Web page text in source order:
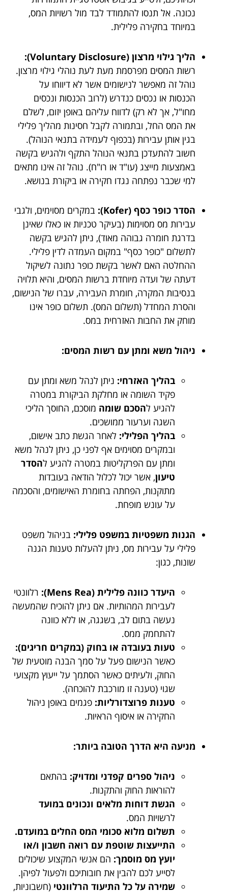
נכונה. אל תנסו להתמודד לבד מול רשויות המס,
במיוחד בחקירה פלילית.
הליך גילוי מרצון (Voluntary Disclosure):
רשות המסים מפרסמת מעת לעת נוהלי גילוי מרצון.
נוהל זה מאפשר לנישומים אשר לא דיווחו על
הכנסות או נכסים כנדרש (לרוב הכנסות ונכסים
מחו"ל, אך לא רק) לדווח עליהם באופן יזום, לשלם
את המס החל, ובתמורה לקבל חסינות מהליך פלילי
בגין אותן עבירות (בכפוף לעמידה בתנאי הנוהל).
חשוב להתעדכן בתנאי הנוהל התקף ולהגיש בקשה
באמצעות מייצג (עו"ד או רו"ח). נוהל זה אינו מתאים
למי שכבר נפתחה נגדו חקירה או ביקורת בנושא.
הסדר כופר כסף (Kofer):
במקרים מסוימים, ולגבי
עבירות מס מסוימות (בעיקר טכניות או כאלו שאינן
בדרגת חומרה גבוהה מאוד), ניתן להגיש בקשה
לתשלום "כופר כסף" במקום העמדה לדין פלילי.
ההחלטה האם לאשר בקשת כופר נתונה לשיקול
דעתה של ועדה מיוחדת ברשות המסים, והיא תלויה
בנסיבות המקרה, חומרת העבירה, עברו של הנישום,
והסרת המחדל (תשלום המס). תשלום כופר אינו
מוחק את החבות האזרחית במס.
ניהול משא ומתן עם רשות המסים:
בהליך האזרחי: ניתן לנהל משא ומתן עם
פקיד השומה או מחלקת הביקורת במטרה
להגיע להסכם שומה מוסכם, החוסך הליכי
השגה וערעור ממושכים.
בהליך הפלילי: לאחר הגשת כתב אישום,
ובמקרים מסוימים אף לפני כן, ניתן לנהל משא
ומתן עם הפרקליטות במטרה להגיע להסדר
טיעון, אשר יכול לכלול הודאה בעובדות
מתוקנות, הפחתה בחומרת האישומים, והסכמה
על עונש מופחת.
הגנות משפטיות במשפט פלילי: בניהול משפט
פלילי על עבירות מס, ניתן להעלות טענות הגנה
שונות, כגון:
היעדר כוונה פלילית (Mens Rea):
רלוונטי
לעבירות המהותיות. אם ניתן להוכיח שהמעשה
נעשה בתום לב, בשגגה, או ללא כוונה
להתחמק ממס.
טעות בעובדה או בחוק (במקרים חריגים):
כאשר הנישום פעל על סמך הבנה מוטעית של
החוק, ולעיתים כאשר הסתמך על ייעוץ מקצועי
שגוי (טענה זו מורכבת להוכחה).
טענות פרוצדורליות: פגמים באופן ניהול
החקירה או איסוף הראיות.
מניעה היא הדרך הטובה ביותר:
ניהול ספרים קפדני ומדויק: בהתאם
להוראות החוק והתקנות.
הגשת דוחות מלאים ונכונים במועד
לרשויות המס.
תשלום מלוא סכומי המס החלים במועדם.
התייעצות שוטפת עם רואה חשבון ו/או
יועץ מס מוסמך: הם אנשי המקצוע שיכולים
לסייע לכם להבין את חובותיכם ולפעול לפיהן.
שמירה על כל התיעוד הרלוונטי (חשבוניות,